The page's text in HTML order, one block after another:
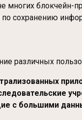
многих блокчейн-
по сохранению
различных
с большими